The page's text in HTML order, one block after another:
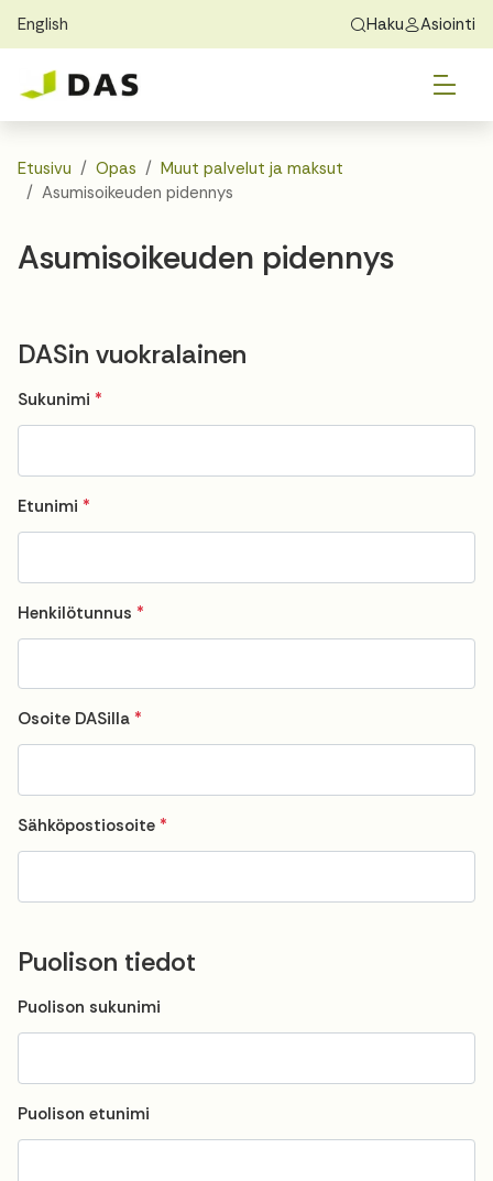
Skip to main content Skip to main navigation
English
Exchange Students
Tietoa DASista
Haku Asiointi
Löydä koti
Yhteystiedot
Etusivu Opas
Muut palvelut ja maksut
Asumisoikeuden pidennys
Asumisoikeuden pidennys
DASin vuokralainen
Sukunimi *
Etunimi *
Henkilötunnus *
Osoite DASilla *
Sähköpostiosoite *
Puolison tiedot
Puolison sukunimi
Puolison etunimi